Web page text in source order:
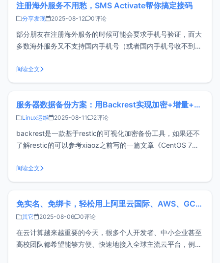
注册海外服务不用愁，SMS Activate帮你搞定接码
分享发现 2025-08-12 0评论
部分朋友在注册海外服务的时候可能会要求手机号验证，而大
多数海外服务又不支持国内手机号（或者国内手机号收不到验
重要，但并不是每个用户都有海外手机号，不过好在有一些第
三方接码平台帮助我们解决了这个问题，比如今天要介绍的
阅读全文
服务器数据备份方案：用Backrest实现加密+增量+定时备份
Linux运维 2025-08-11 2评论
backrest是一款基于restic的可视化加密备份工具，如果还不
了解restic的可以参考xiaoz之前写的一篇文章《CentOS 7使
WEBUI管理和定时任务、快照预览等功能，极大的简化了
restic繁杂的命令行操作。这
阅读全文
免实名、免绑卡，轻松用上阿里云国际、AWS、GCP 等全球云！
其它 2025-08-06 0评论
在云计算越来越重要的今天，很多个人开发者、中小企业甚至
高校团队都希望能够方便、快速地接入全球主流云平台，例如